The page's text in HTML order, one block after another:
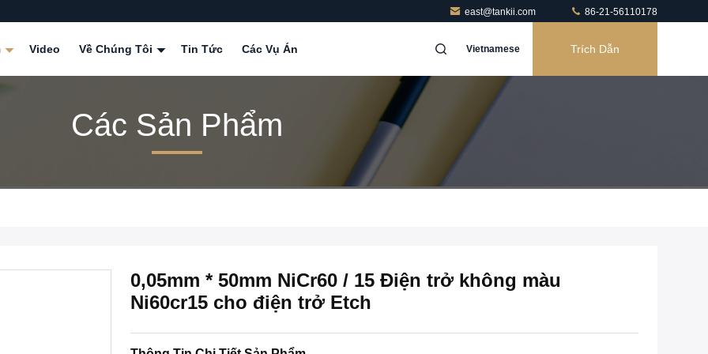
east@tankii.com 86-21-56110178
Video Về Chúng Tôi Tin Tức Các Vụ Án Vietnamese Trích Dẫn
Các Sản Phẩm
0,05mm * 50mm NiCr60 / 15 Điện trở không màu
Ni60cr15 cho điện trở Etch